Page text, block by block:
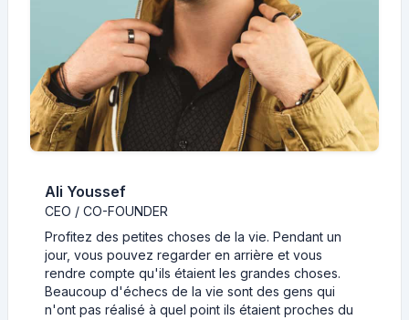
Ali Youssef
CEO / CO-FOUNDER
Profitez des petites choses de la vie. Pendant un
jour, vous pouvez regarder en arrière et vous
rendre compte qu'ils étaient les grandes choses.
Beaucoup d'échecs de la vie sont des gens qui
n'ont pas réalisé à quel point ils étaient proches du